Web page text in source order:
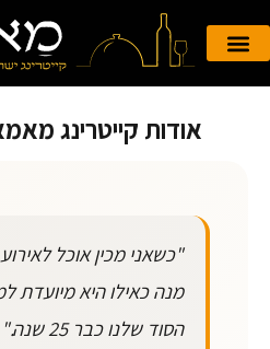
אודות קייטרינג
"כשאני מכין אוכל
מנה כאילו היא מיועדת
הסוד שלנו כבר 25 שנה."